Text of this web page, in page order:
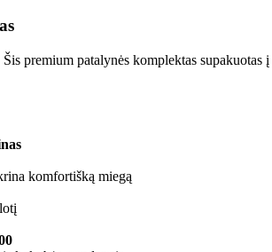
premium patalynės komplektas supakuotas į
komfortišką miegą